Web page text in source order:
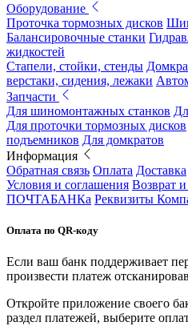
Оборудование
Проточка тормозных дисков
Балансировочные станки
жидкостей
Стапели, стойки, стенды
верстаки, сидения, лежаки
Запчасти
Для шиномонтажных станков
Для проточки тормозных дисков
подъемников Для домкратов
Информация
Обратная связь Оплата Доставка
Условия и соглашения Возврат
ПОЧТАБАНКа Реквизиты
Оплата по QR-коду
Если ваш банк поддерживает
произвести платеж
Откройте приложение своего
раздел платежей, выберите